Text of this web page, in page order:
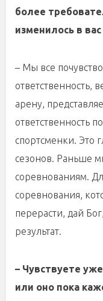
более
изменилось в
– Мы все
ответственность,
арену,
ответственность
спортсменки. Это
сезонов. Раньше
соревнованиям.
соревнования,
перерасти, дай
результат.
– Чувствуете
или оно пока